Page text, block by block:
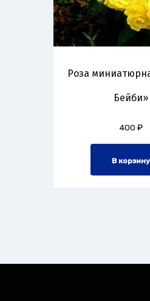
Роза
Бейби»
400 ₽
В корзину